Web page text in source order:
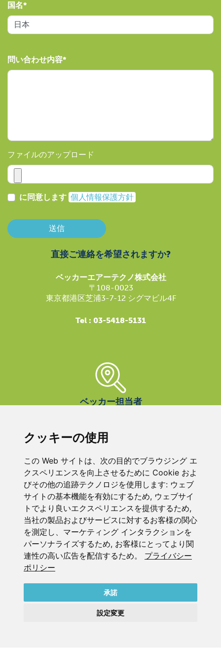
クッキーの使用
この Web サイトは、次の目的でブラウジング エ
クスペリエンスを向上させるために Cookie およ
びその他の追跡テクノロジを使用します: ウェブ
サイトの基本機能を有効にするため, ウェブサイ
トでより良いエクスペリエンスを提供するため,
当社の製品およびサービスに対するお客様の関心
を測定し、マーケティング インタラクションを
パーソナライズするため, お客様にとってより関
連性の高い広告を配信するため。
プライバシー
ポリシー
承諾
設定変更
国名
問い合わせ内容
ファイルのアップロード
に同意します 個人情報保護方針
送信
直接ご連絡を希望されますか?
ベッカーエアーテクノ株式会社
〒108-0023
東京都港区芝浦3-7-12 シグマビル4F
Tel : 03-5418-5131
ベッカー担当者
めにここにいます。
ベッカーエアーテクノ株式会社
〒108-0023
東京都港区芝浦3-7-12
シグマビル4F
会社概要
個人情報保護方針
お問い合わせ